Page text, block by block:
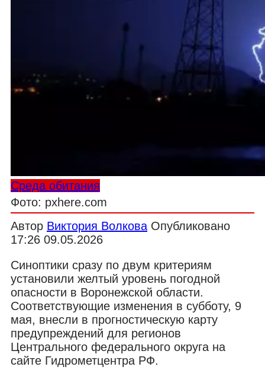
Среда обитания
Фото: pxhere.com
Автор Виктория Волкова Опубликовано
17:26 09.05.2026
Синоптики сразу по двум критериям
установили желтый уровень погодной
опасности в Воронежской области.
Соответствующие изменения в субботу, 9
мая, внесли в прогностическую карту
предупреждений для регионов
Центрального федерального округа на
сайте Гидрометцентра РФ.